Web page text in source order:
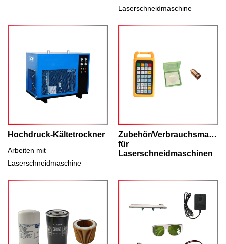
Laserschneidmaschine
Hochdruck-Kältetrockner
Arbeiten mit
Laserschneidmaschine
Zubehör/
für
Laserschneidmaschinen